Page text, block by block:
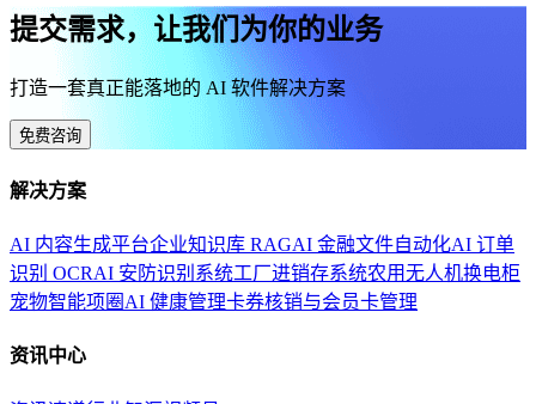
提交需求，让我们为你的业务
打造一套真正能落地的 AI 软件解决方案
免费咨询
解决方案
AI 内容生成平台企业知识库 RAGAI 金融文件自动化AI 订单
识别 OCRAI 安防识别系统工厂进销存系统农用无人机换电柜
宠物智能项圈 AI 健康管理卡券核销与会员卡管理
资讯中心